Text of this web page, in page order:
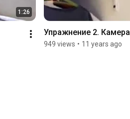
1:26
Упражнение 2. Камера
949 views • 11 years ago